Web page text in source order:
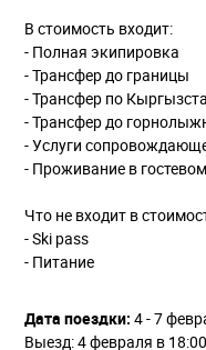
В стоимость входит:
- Полная экипировка
- Трансфер до границы
- Трансфер по
- Трансфер до
- Услуги
- Проживание в
Что не входит в
- Ski pass
- Питание
Дата поездки: 4 - 7
Выезд: 4 февраля в